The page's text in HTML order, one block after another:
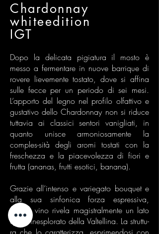
Chardonnay
whiteedition
IGT
Dopo la delicata pigiatura il mosto è
messo a fermentare in nuove barrique di
rovere lievemente tostato, dove si affina
sulle fecce per un periodo di sei mesi.
L’apporto del legno nel profilo olfattivo e
gustativo dello Chardonnay non si riduce
tuttavia ai classici sentori vanigliati, in
quanto unisce armoniosamente la
comples-sità degli aromi tostati con la
freschezza e la piacevolezza di fiori e
frutta (ananas, frutti esotici, banana).
Grazie all’intenso e variegato bouquet e
alla sua sinfonica forza espressiva,
questo vino rivela magistralmente un lato
quasi inesplorato della Valtellina. La struttu-